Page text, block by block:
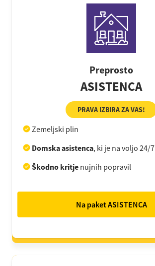
Preprosto
ASISTENCA
PRAVA IZBIRA ZA VAS!
Zemeljski plin
Domska asistenca, ki je na voljo 24/7
Škodno kritje nujnih popravil
Na paket ASISTENCA